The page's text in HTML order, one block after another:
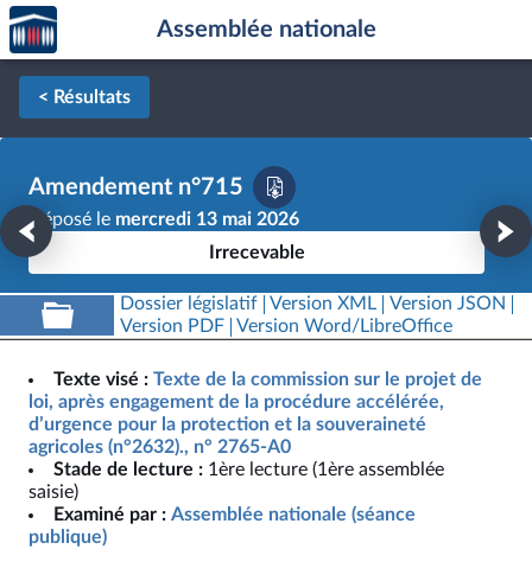
Aller au contenu
Aller en bas de la page
Accèder
à la
page
d'accueil
Assemblée nationale
< Résultats
Amendement n°715
Déposé le mercredi 13 mai 2026
Irrecevable
Dossier législatif Version XML
Version JSON
Version PDF
Version Word/LibreOffice
Texte visé : Texte de la commission sur le projet de
loi, après engagement de la procédure accélérée,
d’urgence pour la protection et la souveraineté
agricoles (n°2632)., n° 2765-A0
Stade de lecture : 1ère lecture (1ère assemblée
saisie)
Examiné par : Assemblée nationale (séance
publique)